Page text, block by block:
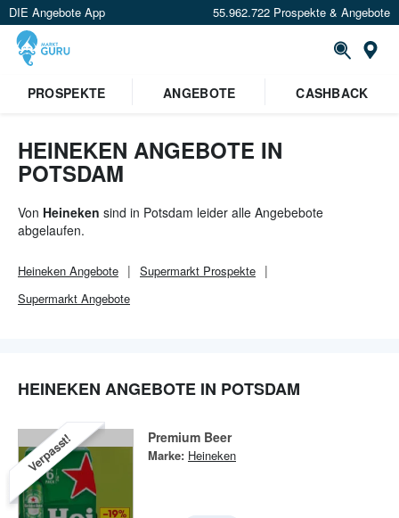
DIE Angebote App 55.962.722 Prospekte & Angebote
PROSPEKTE ANGEBOTE CASHBACK
HEINEKEN ANGEBOTE IN
POTSDAM
Von Heineken sind in Potsdam leider alle Angebebote
abgelaufen.
Heineken Angebote Supermarkt Prospekte
Supermarkt Angebote
HEINEKEN ANGEBOTE IN POTSDAM
Verpasst! Premium Beer
Marke: Heineken